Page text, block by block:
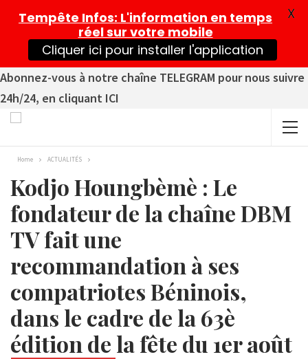
Abonnez-vous à notre chaîne TELEGRAM pour nous suivre
24h/24, en cliquant ICI
Home ACTUALITÉS
Kodjo Houngbèmè : Le
fondateur de la chaîne DBM
TV fait une
recommandation à ses
compatriotes Béninois,
dans le cadre de la 63è
édition de la fête du 1er août
Tempête Infos: L'information en temps
réel sur votre mobile
Cliquer ici pour installer l'application
X